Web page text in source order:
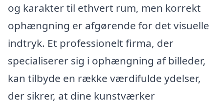
og karakter til ethvert rum, men korrekt
ophængning er afgørende for det visuelle
indtryk. Et professionelt firma, der
specialiserer sig i ophængning af billeder,
kan tilbyde en række værdifulde ydelser,
der sikrer, at dine kunstværker